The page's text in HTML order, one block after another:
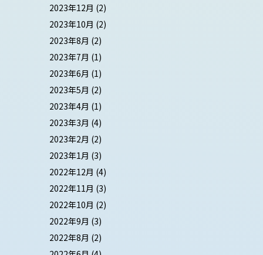
2023年12月 (2)
2023年10月 (2)
2023年8月 (2)
2023年7月 (1)
2023年6月 (1)
2023年5月 (2)
2023年4月 (1)
2023年3月 (4)
2023年2月 (2)
2023年1月 (3)
2022年12月 (4)
2022年11月 (3)
2022年10月 (2)
2022年9月 (3)
2022年8月 (2)